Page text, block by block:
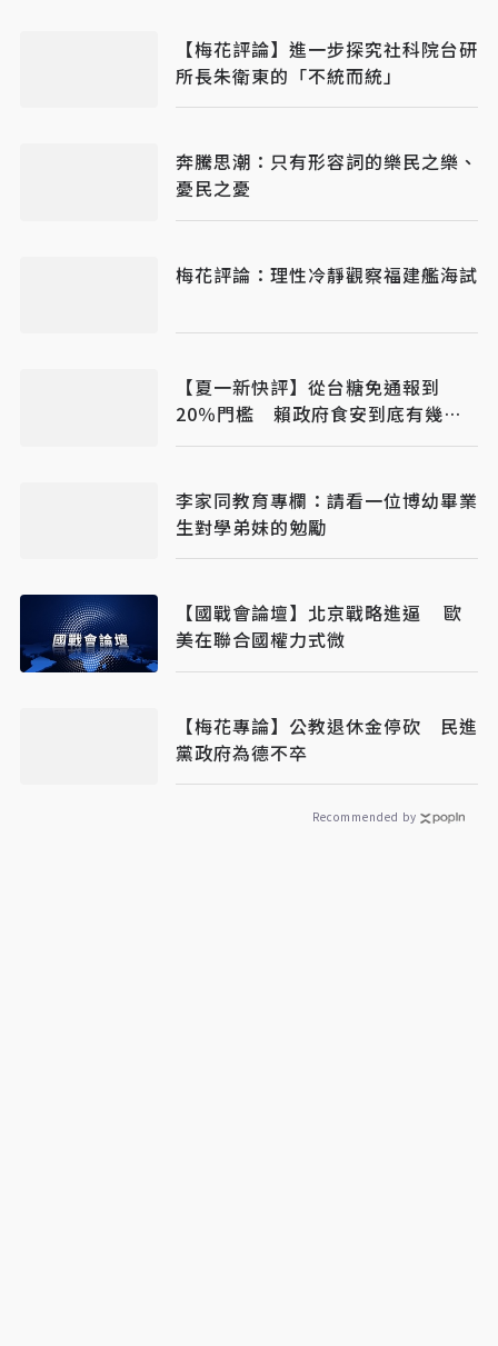
【梅花評論】進一步探究社科院台研
所長朱衛東的「不統而統」
奔騰思潮：只有形容詞的樂民之樂、
憂民之憂
梅花評論：理性冷靜觀察福建艦海試
【夏一新快評】從台糖免通報到
20％門檻 賴政府食安到底有幾套
標準？
李家同教育專欄：請看一位博幼畢業
生對學弟妹的勉勵
【國戰會論壇】北京戰略進逼 歐
美在聯合國權力式微
【梅花專論】公教退休金停砍 民進
黨政府為德不卒
Recommended by